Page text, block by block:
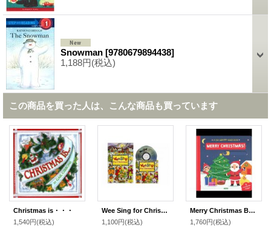
Snowman [9780679894438]
1,188円(税込)
この商品を買った人は、こんな商品も買っています
Christmas is・・・
1,540円(税込)
Wee Sing for Christmas (Book&CD)
1,100円(税込)
Merry Christmas Board
1,760円(税込)